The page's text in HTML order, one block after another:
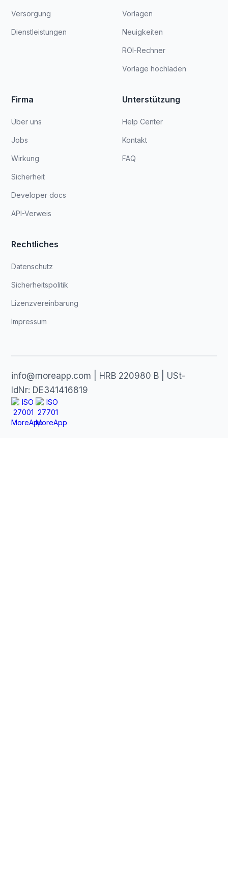
Versorgung
Dienstleistungen
Vorlagen
Neuigkeiten
ROI-Rechner
Vorlage hochladen
Firma
Über uns
Jobs
Wirkung
Sicherheit
Developer docs
API-Verweis
Unterstützung
Help Center
Kontakt
FAQ
Rechtliches
Datenschutz
Sicherheitspolitik
Lizenzvereinbarung
Impressum
info@moreapp.com | HRB 220980 B | USt-
IdNr: DE341416819